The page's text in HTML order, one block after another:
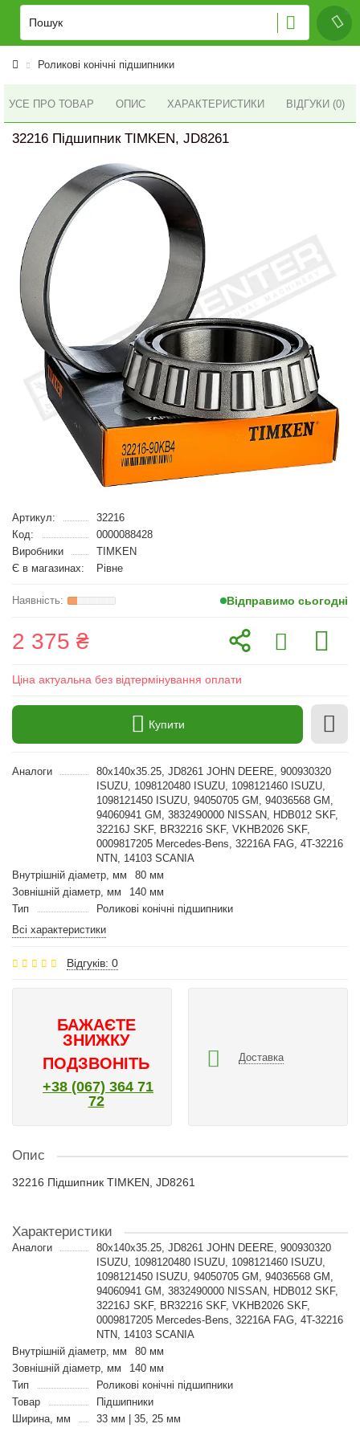
Роликові конічні підшипники
УСЕ ПРО ТОВАР ОПИС ХАРАКТЕРИСТИКИ ВІДГУКИ (0)
32216 Підшипник TIMKEN, JD8261
Артикул:
32216
Код:
0000088428
Виробники
TIMKEN
Є в магазинах:
Рівне
Відправимо сьогодні
2 375 ₴
Ціна актуальна без відтермінування оплати
Купити
Аналоги
80x140x35.25, JD8261 JOHN DEERE, 900930320
ISUZU, 1098120480 ISUZU, 1098121460 ISUZU,
1098121450 ISUZU, 94050705 GM, 94036568 GM,
94060941 GM, 3832490000 NISSAN, HDB012 SKF,
32216J SKF, BR32216 SKF, VKHB2026 SKF,
0009817205 Mercedes-Bens, 32216A FAG, 4T-32216
NTN, 14103 SCANIA
Внутрішній діаметр, мм
80 мм
Зовнішній діаметр, мм
140 мм
Тип
Роликові конічні підшипники
Всі характеристики
Відгуків: 0
БАЖАЄТЕ
ЗНИЖКУ
ПОДЗВОНІТЬ
+38 (067) 364 71
72
Доставка
Опис
32216 Підшипник TIMKEN, JD8261
Характеристики
Аналоги
80x140x35.25, JD8261 JOHN DEERE, 900930320
ISUZU, 1098120480 ISUZU, 1098121460 ISUZU,
1098121450 ISUZU, 94050705 GM, 94036568 GM,
94060941 GM, 3832490000 NISSAN, HDB012 SKF,
32216J SKF, BR32216 SKF, VKHB2026 SKF,
0009817205 Mercedes-Bens, 32216A FAG, 4T-32216
NTN, 14103 SCANIA
Внутрішній діаметр, мм
80 мм
Зовнішній діаметр, мм
140 мм
Тип
Роликові конічні підшипники
Товар
Підшипники
Ширина, мм
33 мм | 35, 25 мм